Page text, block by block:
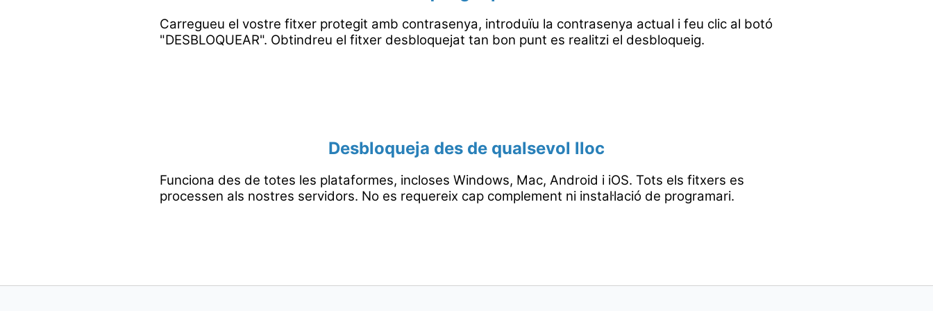
Carregueu el vostre fitxer protegit amb contrasenya, introduïu la contrasenya actual i feu clic al botó
"DESBLOQUEAR". Obtindreu el fitxer desbloquejat tan bon punt es realitzi el desbloqueig.
Desbloqueja des de qualsevol lloc
Funciona des de totes les plataformes, incloses Windows, Mac, Android i iOS. Tots els fitxers es
processen als nostres servidors. No es requereix cap complement ni instal·lació de programari.